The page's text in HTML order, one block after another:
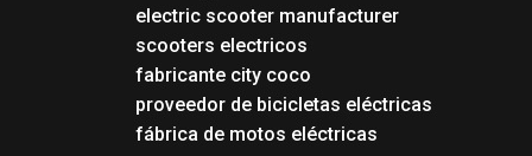
electric scooter manufacturer
scooters electricos
fabricante city coco
proveedor de bicicletas eléctricas
fábrica de motos eléctricas